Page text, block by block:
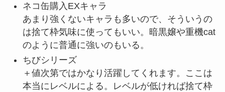
ネコ缶購入EXキャラ
あまり強くないキャラも多いので、そういうの
は捨て枠気味に使ってもいい。暗黒嬢や重機cat
のように普通に強いのもいる。
ちびシリーズ
＋値次第ではかなり活躍してくれます。ここは
本当にレベルによる。レベルが低ければ捨て枠